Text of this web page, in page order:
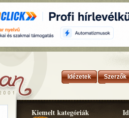
Idézetek Szerzők
Kiemelt kategóriák